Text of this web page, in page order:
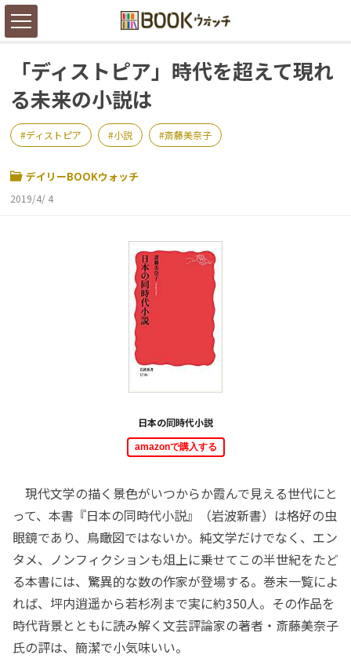
「ディストピア」時代を超えて現れ
る未来の小説は
ディストピア 小説 斎藤美奈子
デイリーBOOKウォッチ
2019/4/ 4
日本の同時代小説
amazonで購入する
現代文学の描く景色がいつからか霞んで見える世代にと
って、本書『日本の同時代小説』（岩波新書）は格好の虫
眼鏡であり、鳥瞰図ではないか。純文学だけでなく、エン
タメ、ノンフィクションも俎上に乗せてこの半世紀をたど
る本書には、驚異的な数の作家が登場する。巻末一覧によ
れば、坪内逍遥から若杉冽まで実に約350人。その作品を
時代背景とともに読み解く文芸評論家の著者・斎藤美奈子
氏の評は、簡潔で小気味いい。